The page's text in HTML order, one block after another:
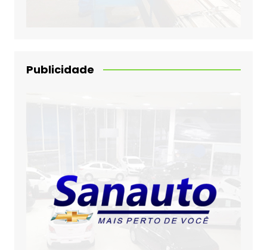
Publicidade